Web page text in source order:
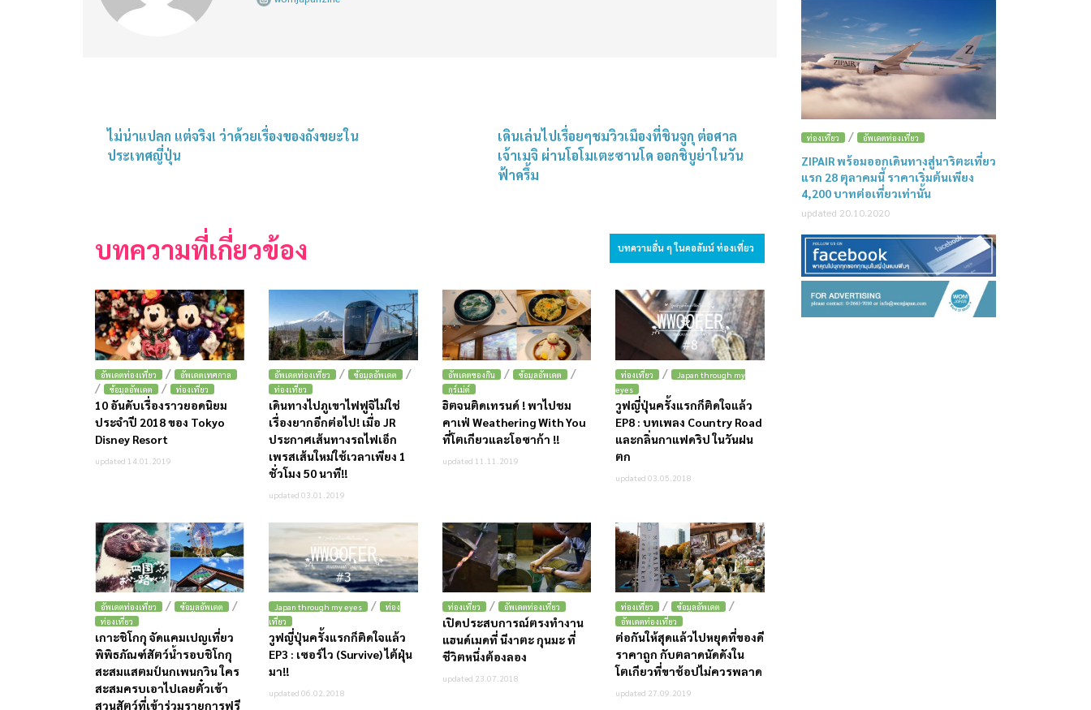
ไม่น่าแปลก แต่จริง! ว่าด้วยเรื่องของถังขยะใน
ประเทศญี่ปุ่น
เดินเล่นไปเรื่อยๆชมวิวเมืองที่ชินจูกุ ต่อศาล
เจ้าเมจิ ผ่านโอโมเตะซานโด ออกชิบูย่าในวัน
ฟ้าครึ้ม
บทความที่เกี่ยวข้อง บทความอื่น ๆ ในคอลัมน์ ท่องเที่ยว
อัพเดตท่องเที่ยว / อัพเดตเทศกาล
/ ข้อมูลอัพเดต / ท่องเที่ยว
10 อันดับเรื่องราวยอดนิยม
ประจำปี 2018 ของ Tokyo
Disney Resort
updated 14.01.2019
อัพเดตท่องเที่ยว / ข้อมูลอัพเดต /
ท่องเที่ยว
เดินทางไปภูเขาไฟฟูจิไม่ใช่
เรื่องยากอีกต่อไป! เมื่อ JR
ประกาศเส้นทางรถไฟเอ็ก
เพรสเส้นใหม่ใช้เวลาเพียง 1
ชั่วโมง 50 นาที!!
updated 03.01.2019
อัพเดตของกิน / ข้อมูลอัพเดต /
กูร์เม่ต์
ฮิตจนติดเทรนด์ ! พาไปชม
คาเฟ่ Weathering With You
ที่โตเกียวและโอซาก้า !!
updated 11.11.2019
ท่องเที่ยว /
Japan through my
eyes
วูฟญี่ปุ่นครั้งแรกก็ติดใจแล้ว
EP8 : บทเพลง Country Road
และกลิ่นกาแฟดริป ในวันฝน
ตก
updated 03.05.2018
อัพเดตท่องเที่ยว / ข้อมูลอัพเดต /
ท่องเที่ยว
เกาะชิโกกุ จัดแคมเปญเที่ยว
พิพิธภัณฑ์สัตว์น้ำรอบชิโกกุ
สะสมแสตมป์นกเพนกวิน ใคร
สะสมครบเอาไปเลยตั๋วเข้า
สวนสัตว์ที่เข้าร่วมรายการฟรี
Japan through my eyes /
ท่อง
เที่ยว
วูฟญี่ปุ่นครั้งแรกก็ติดใจแล้ว
EP3 : เซอร์ไว (Survive) ไต้ฝุ่น
มา!!
updated 06.02.2018
ท่องเที่ยว / อัพเดตท่องเที่ยว
เปิดประสบการณ์ตรงทำงาน
แฮนด์เมดที่ นีงาตะ กุนมะ ที่
ชีวิตหนึ่งต้องลอง
updated 23.07.2018
ท่องเที่ยว / ข้อมูลอัพเดต /
อัพเดตท่องเที่ยว
ต่อกันให้สุดแล้วไปหยุดที่ของดี
ราคาถูก กับตลาดนัดดังใน
โตเกียวที่ขาช้อปไม่ควรพลาด
updated 27.09.2019
ท่องเที่ยว / อัพเดตท่องเที่ยว
ZIPAIR พร้อมออกเดินทางสู่นาริตะเที่ยว
แรก 28 ตุลาคมนี้ ราคาเริ่มต้นเพียง
4,200 บาทต่อเที่ยวเท่านั้น
updated 20.10.2020